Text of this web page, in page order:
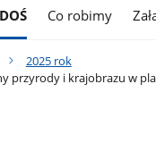
Co robimy
2025 rok
przyrody i krajobrazu w